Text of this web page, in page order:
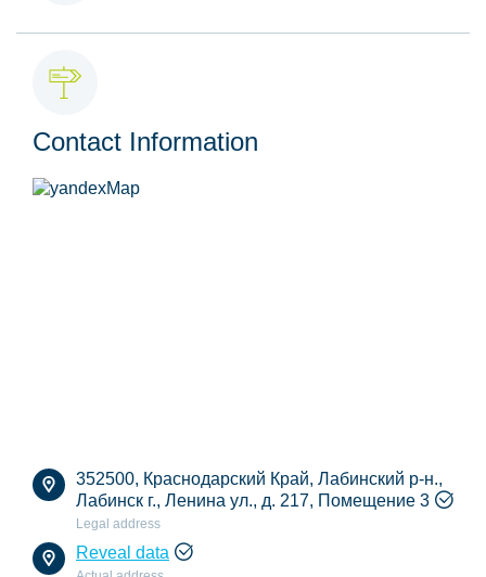
Contact Information
352500, Краснодарский Край, Лабинский р-н.,
Лабинск г., Ленина ул., д. 217, Помещение 3
Legal address
Reveal data